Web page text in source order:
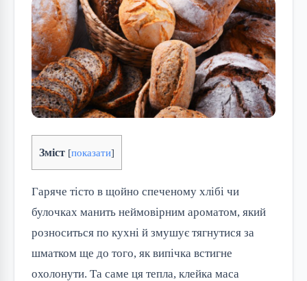
Зміст [показати]
Гаряче тісто в щойно спеченому хлібі чи
булочках манить неймовірним ароматом, який
розноситься по кухні й змушує тягнутися за
шматком ще до того, як випічка встигне
охолонути. Та саме ця тепла, клейка маса